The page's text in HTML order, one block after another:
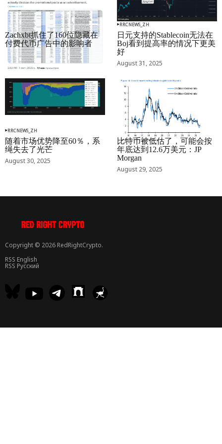
RRCNEWS_ZH
Zachxbt抓住了160位隐藏在
付费代币广告中的影响者
September 01, 2025
RRCNEWS_ZH
日元支持的Stablecoin无法在
Boj看到提高率的情况下更美
好
August 31, 2025
RRCNEWS_ZH
随着市场优势降至60％，系
绳失去了光芒
August 30, 2025
RRCNEWS_ZH
比特币被低估了，可能会按
年底达到12.6万美元：JP
Morgan
August 29, 2025
Copyright © 2026 RedRightCrypto.
RSS English
RSS Русский